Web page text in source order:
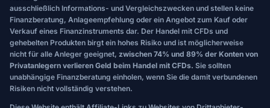
ausschließlich Informations- und Vergleichszwecken und stellen keine
Finanzberatung, Anlageempfehlung oder ein Angebot zum Kauf oder
Verkauf eines Finanzinstruments dar. Der Handel mit CFDs und
gehebelten Produkten birgt ein hohes Risiko und ist möglicherweise
nicht für alle Anleger geeignet, zwischen 74% und 89% der Konten von
Privatanlegern verlieren Geld beim Handel mit CFDs. Sie sollten
unabhängige Finanzberatung einholen, wenn Sie die damit verbundenen
Risiken nicht vollständig verstehen.